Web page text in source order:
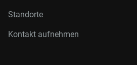
Standorte
Kontakt aufnehmen